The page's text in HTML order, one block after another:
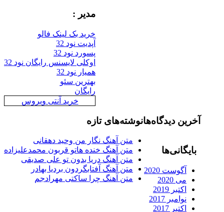
خرید بک لینک فالو
پسورد نود 32
اوکلی لایسنس رایگان نود 32
همیار نود 32
بهترین سئو
خرید آنتی ویروس
نوشته‌های تازه
متن آهنگ نگار من وحید دهقانی
متن آهنگ خنده هاتو قربون محمدعلیزاده
متن آهنگ دریا بدون تو علی صدیقی
متن آهنگ آفتابگردون بردیا بهادر
متن آهنگ چرا ساکتی مهرادجم
دیدگاه‌ها
آگوست 2020